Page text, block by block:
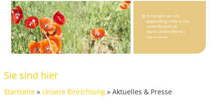
Sie sind hier
Startseite» Unsere Einrichtung» Aktuelles & Presse